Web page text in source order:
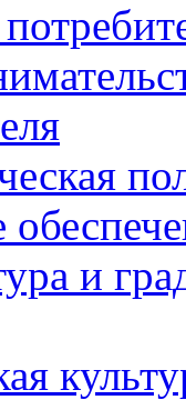
и